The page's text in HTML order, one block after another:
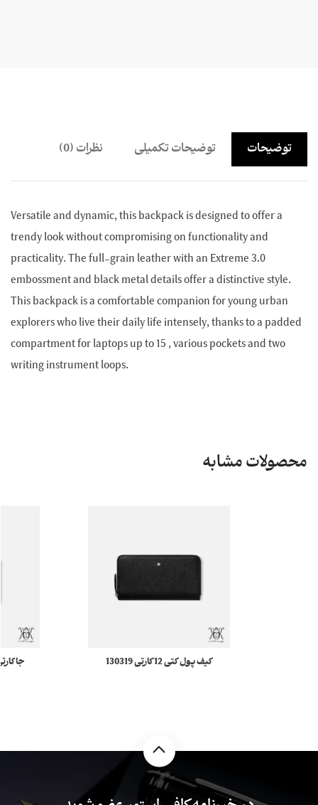
توضیحات توضیحات تکمیلی نظرات (0)
Versatile and dynamic, this backpack is designed to offer a
trendy look without compromising on functionality and
practicality. The full-grain leather with an Extreme 3.0
embossment and black metal details offer a distinctive style.
This backpack is a comfortable companion for young urban
explorers who live their daily life intensely, thanks to a padded
compartment for laptops up to 15 , various pockets and two
writing instrument loops.
محصولات مشابه
کیف پول کتی 12 کارتی 130319